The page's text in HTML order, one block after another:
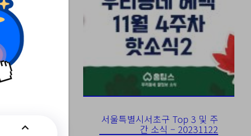
지"
서울특별시서초구 Top 3 및 주
간 소식 – 20231122